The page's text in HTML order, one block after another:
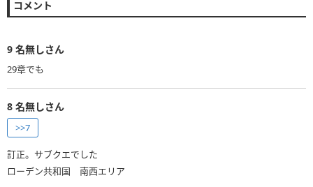
コメント
9 名無しさん
29章でも
8 名無しさん
>>7
訂正。サブクエでした
ローデン共和国 南西エリア